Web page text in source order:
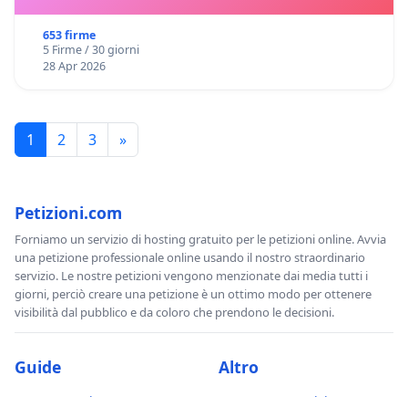
653 firme
5 Firme / 30 giorni
28 Apr 2026
1 2 3 »
Petizioni.com
Forniamo un servizio di hosting gratuito per le petizioni online. Avvia
una petizione professionale online usando il nostro straordinario
servizio. Le nostre petizioni vengono menzionate dai media tutti i
giorni, perciò creare una petizione è un ottimo modo per ottenere
visibilità dal pubblico e da coloro che prendono le decisioni.
Guide Altro